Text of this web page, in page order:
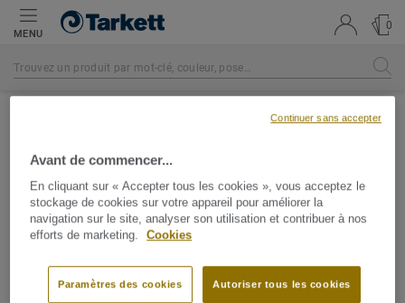
MENU
0
Avant de commencer...
En cliquant sur « Accepter tous les cookies », vous acceptez le
stockage de cookies sur votre appareil pour améliorer la
navigation sur le site, analyser son utilisation et contribuer à nos
efforts de marketing. Cookies
Autoriser tous les cookies
Paramètres des cookies
Continuer sans accepter